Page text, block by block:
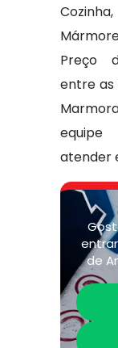
Preço
entre as
atender
de